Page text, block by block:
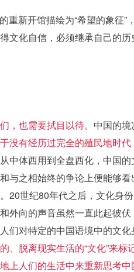
新开馆描绘为“希望的象征”
文化自信，必须继承自己的
，也需要拭目以待。 中国的
没有经历过完全的殖民地时
中体西用到全盘西化，中国
与之相始终的争论上便能够
20世纪80年代之后，文化身
外向的声音虽然一直此起彼
们对特定的中国语境中的文
、脱离现实生活的“文化”来标
人们的生活中来重新思考中